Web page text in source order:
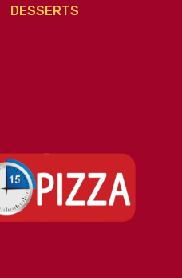
DESSERTS